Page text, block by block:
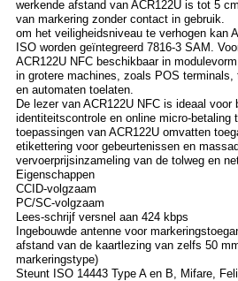
werkende afstand van ACR122U is tot 5
van markering zonder contact in gebruik.
om het veiligheidsniveau te verhogen kan
ISO worden geïntegreerd 7816-3 SAM.
ACR122U NFC beschikbaar in
in grotere machines, zoals POS
en automaten toelaten.
De lezer van ACR122U NFC is ideaal
identiteitscontrole en online micro-betaling
toepassingen van ACR122U omvatten
etikettering voor gebeurtenissen en
vervoerprijsinzameling van de tolweg en
Eigenschappen
CCID-volgzaam
PC/SC-volgzaam
Lees-schrijf versnel aan 424 kbps
Ingebouwde antenne voor
afstand van de kaartlezing van zelfs 50
markeringstype)
Steunt ISO 14443 Type A en B, Mifare,